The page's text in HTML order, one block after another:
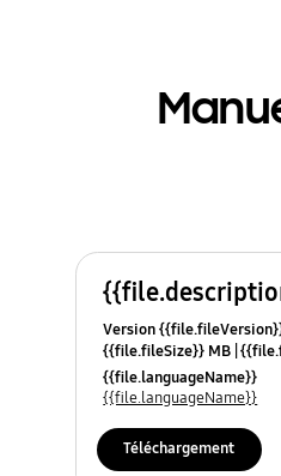
Version
{{file.fileSize}} MB
{{file.osNames}}
{{file.languageName}}
{{file.languageName}}
Téléchargement